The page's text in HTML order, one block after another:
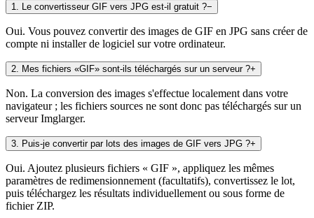
1. Le convertisseur GIF vers JPG est-il gratuit ?−
Oui. Vous pouvez convertir des images de GIF en JPG sans créer de
compte ni installer de logiciel sur votre ordinateur.
2. Mes fichiers «GIF» sont-ils téléchargés sur un serveur ?+
Non. La conversion des images s'effectue localement dans votre
navigateur ; les fichiers sources ne sont donc pas téléchargés sur un
serveur Imglarger.
3. Puis-je convertir par lots des images de GIF vers JPG ?+
Oui. Ajoutez plusieurs fichiers « GIF », appliquez les mêmes
paramètres de redimensionnement (facultatifs), convertissez le lot,
puis téléchargez les résultats individuellement ou sous forme de
fichier ZIP.